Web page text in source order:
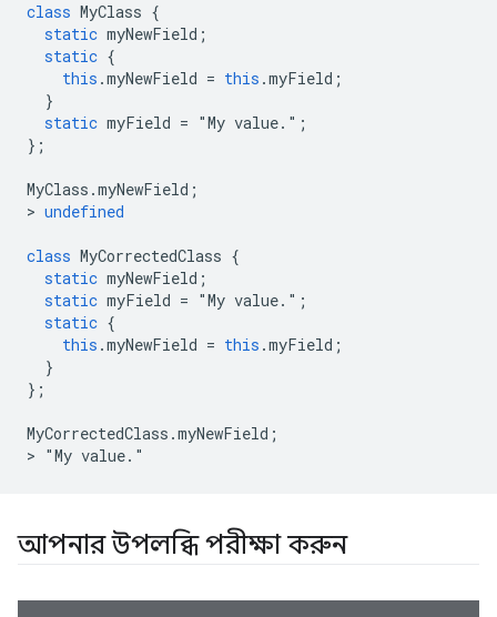
class MyClass {
static myNewField ;
static {
this .myNewField = this .myField ;
}
static myField = "My value.";
};
MyClass .myNewField ;
> undefined
class MyCorrectedClass {
static myNewField ;
static myField = "My value.";
static {
this .myNewField = this .myField ;
}
};
MyCorrectedClass .myNewField ;
> "My value.
আপনার উপলব্ধি পরীক্ষা করুন